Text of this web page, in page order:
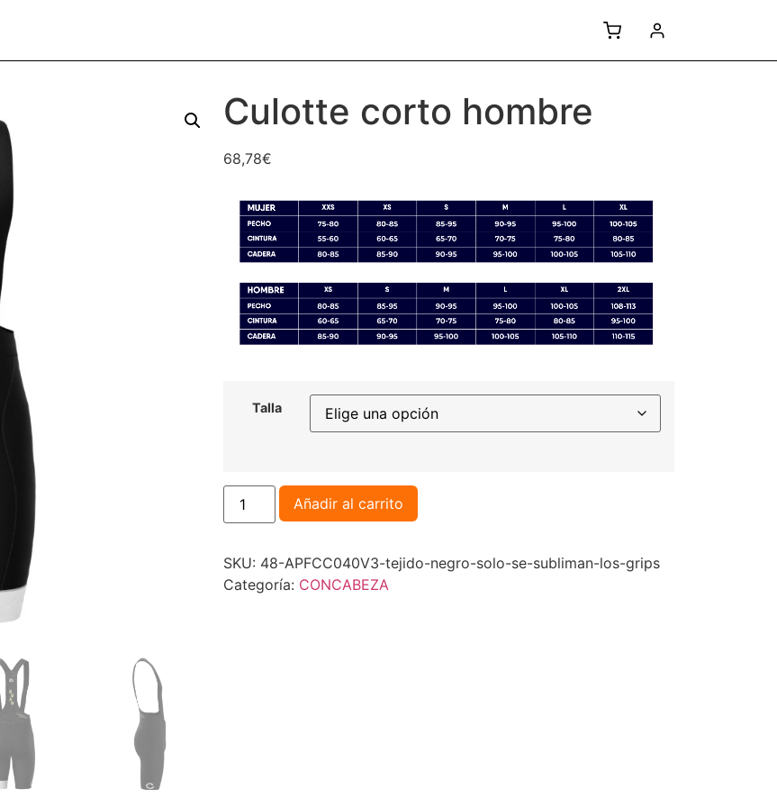
Culotte corto hombre
68,78€
Talla
Añadir al carrito
SKU: 48-APFCC040V3-tejido-negro-solo-se-subliman-los-grips
Categoría: CONCABEZA